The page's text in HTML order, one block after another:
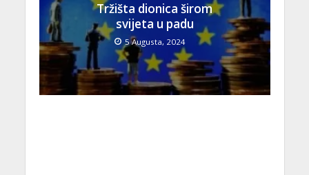
Tržišta dionica širom
svijeta u padu
5 Augusta, 2024